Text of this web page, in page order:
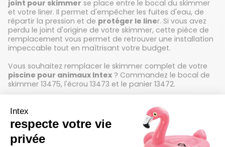
joint pour skimmer se place entre le bocal du skimmer
et votre liner. Il permet d'empêcher les fuites d'eau, de
répartir la pression et de protéger le liner. Si vous avez
perdu le joint d'origine de votre skimmer, cette pièce de
remplacement vous permet de retrouver une installation
impeccable tout en maîtrisant votre budget.
Vous souhaitez remplacer le skimmer complet de votre
piscine pour animaux Intex ? Commandez le bocal de
skimmer 13475, l'écrou 13473 et le panier 13472.
commander la bonne référence.